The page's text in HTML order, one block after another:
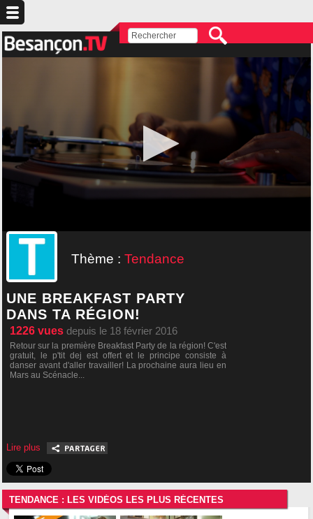
Thème : Tendance
UNE BREAKFAST PARTY
DANS TA RÉGION!
1226 vues depuis le 18 février 2016
Retour sur la première Breakfast Party de la région! C'est
gratuit, le p'tit dej est offert et le principe consiste à
danser avant d'aller travailler! La prochaine aura lieu en
Mars au Scénacle...
Lire plus
TENDANCE : LES VIDÉOS LES PLUS RÉCENTES